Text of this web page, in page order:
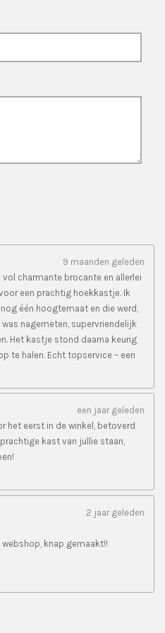
9 maanden geleden
charmante brocante en allerlei
een prachtig hoekkastje. Ik
één hoogtemaat en die werd,
nagemeten, supervriendelijk
Het kastje stond daarna keurig
te halen. Echt topservice – een
een jaar geleden
het eerst in de winkel, betoverd
kast van jullie staan,
2 jaar geleden
knap gemaakt!!